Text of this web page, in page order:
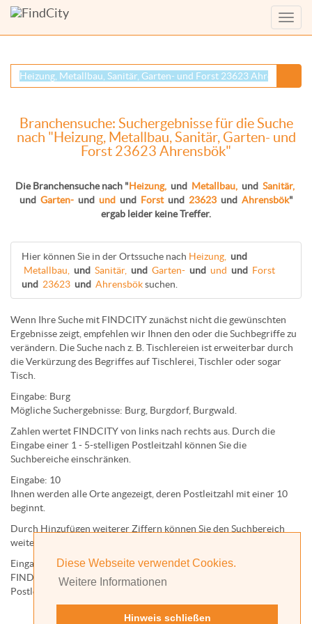
Diese Webseite verwendet Cookies.
Weitere Informationen
Hinweis schließen
Menü
Branchensuche: Suchergebnisse für die Suche
nach "Heizung, Metallbau, Sanitär, Garten- und
Forst 23623 Ahrensbök"
Die Branchensuche nach "Heizung, und Metallbau, und Sanitär,
und Garten- und und und Forst und 23623 und Ahrensbök"
ergab leider keine Treffer.
Hier können Sie in der Ortssuche nach Heizung, und
Metallbau,
und Sanitär, und Garten- und und und Forst
und 23623 und Ahrensböksuchen.
Wenn Ihre Suche mit FINDCITY zunächst nicht die gewünschten
Ergebnisse zeigt, empfehlen wir Ihnen den oder die Suchbegriffe zu
verändern. Die Suche nach z. B. Tischlereien ist erweiterbar durch
die Verkürzung des Begriffes aufTischlerei Tischleroder sogar
Tisch
Eingabe: Burg
Mögliche Suchergebnisse: Burg Burgdorf, Burgwald.
Zahlen wertet FINDCITY von links nach rechts aus. Durch die
Eingabe einer 1 - 5-stelligen Postleitzahl können Sie die
Suchbereiche einschränken.
Eingabe: 10
Ihnen werden alle Orteangezeigt, deren Postleitzahl mit einer 10
beginnt.
Durch Hinzufügen weiterer Ziffern können Sie den Suchbereich
weiter einschränken.
Eingabe:
10585
FINDCITY präsentiert Ihnen ausschließlich die zu dieser
Postleitzahl gehörende Kommune; in diesem Fall Berlin.